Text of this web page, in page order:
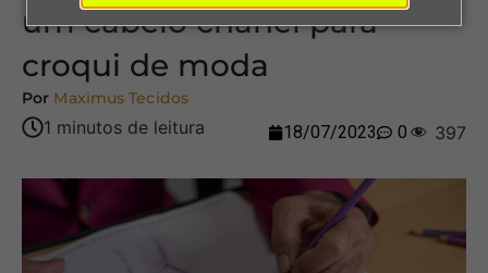
um cabelo chanel para
croqui de moda
Por Maximus Tecidos
18/07/2023 0 397